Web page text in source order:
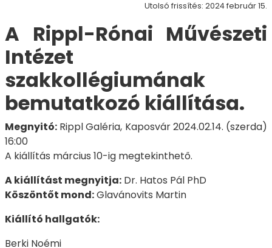
Utolsó frissítés: 2024 február 15.
A Rippl-Rónai Művészeti
Intézet
szakkollégiumának
bemutatkozó kiállítása.
Megnyitó: Rippl Galéria, Kaposvár 2024.02.14. (szerda)
16:00
A kiállítás március 10-ig megtekinthető.
A kiállítást megnyitja: Dr. Hatos Pál PhD
Köszöntőt mond:Glavánovits Martin
Kiállító hallgatók:
Berki Noémi